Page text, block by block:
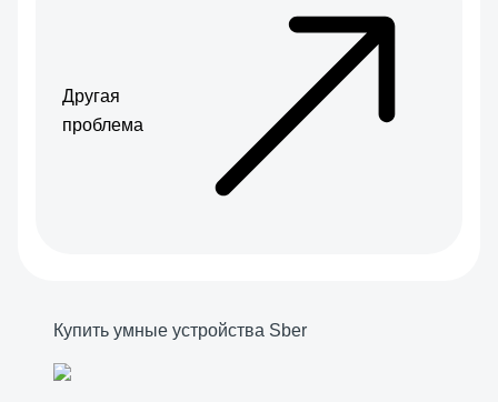
Другая
проблема
Купить умные устройства Sber